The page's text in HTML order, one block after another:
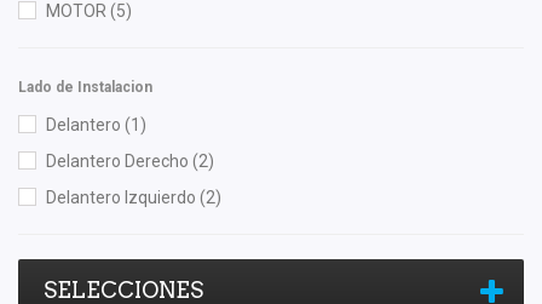
Volkswagen (Original)
MOTOR(5)
Lado de Instalacion
Delantero (1)
Delantero Derecho (2)
Delantero Izquierdo (2)
SELECCIONES